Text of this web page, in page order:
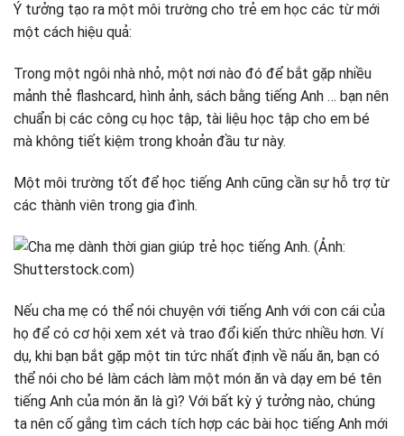
Ý tưởng tạo ra một môi trường cho trẻ em học các từ mới
một cách hiệu quả:
Trong một ngôi nhà nhỏ, một nơi nào đó để bắt gặp nhiều
mảnh thẻ flashcard, hình ảnh, sách bằng tiếng Anh … bạn nên
chuẩn bị các công cụ học tập, tài liệu học tập cho em bé
mà không tiết kiệm trong khoản đầu tư này.
Một môi trường tốt để học tiếng Anh cũng cần sự hỗ trợ từ
các thành viên trong gia đình.
Nếu cha mẹ có thể nói chuyện với tiếng Anh với con cái của
họ để có cơ hội xem xét và trao đổi kiến ​​thức nhiều hơn. Ví
dụ, khi bạn bắt gặp một tin tức nhất định về nấu ăn, bạn có
thể nói cho bé làm cách làm một món ăn và dạy em bé tên
tiếng Anh của món ăn là gì? Với bất kỳ ý tưởng nào, chúng
ta nên cố gắng tìm cách tích hợp các bài học tiếng Anh mới